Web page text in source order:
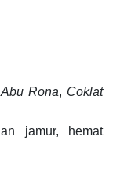
Abu Rona, Coklat
jamur, hemat